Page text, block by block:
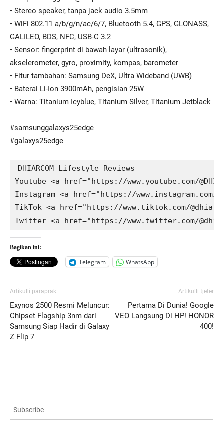
• Stereo speaker, tanpa jack audio 3.5mm
• WiFi 802.11 a/b/g/n/ac/6/7, Bluetooth 5.4, GPS, GLONASS,
GALILEO, BDS, NFC, USB-C 3.2
• Sensor: fingerprint di bawah layar (ultrasonik),
akselerometer, gyro, proximity, kompas, barometer
• Fitur tambahan: Samsung DeX, Ultra Wideband (UWB)
• Baterai Li-Ion 3900mAh, pengisian 25W
• Warna: Titanium Icyblue, Titanium Silver, Titanium Jetblack
#samsunggalaxys25edge
#galaxys25edge
DHIARCOM Lifestyle Reviews
Youtube <a href="https://www.youtube.com/
Instagram <a href="https://www.instagram.com/
TikTok <a href="https://www.tiktok.com/
Bagikan ini:
Telegram WhatsApp
Artikulli paraprak
Exynos 2500 Resmi Meluncur:
Chipset Flagship 3nm dari
Samsung Siap Hadir di Galaxy
Z Flip 7
Artikulli tjetër
Pertama Di Dunia! Google
VEO Langsung Di HP! HONOR
400!
Subscribe